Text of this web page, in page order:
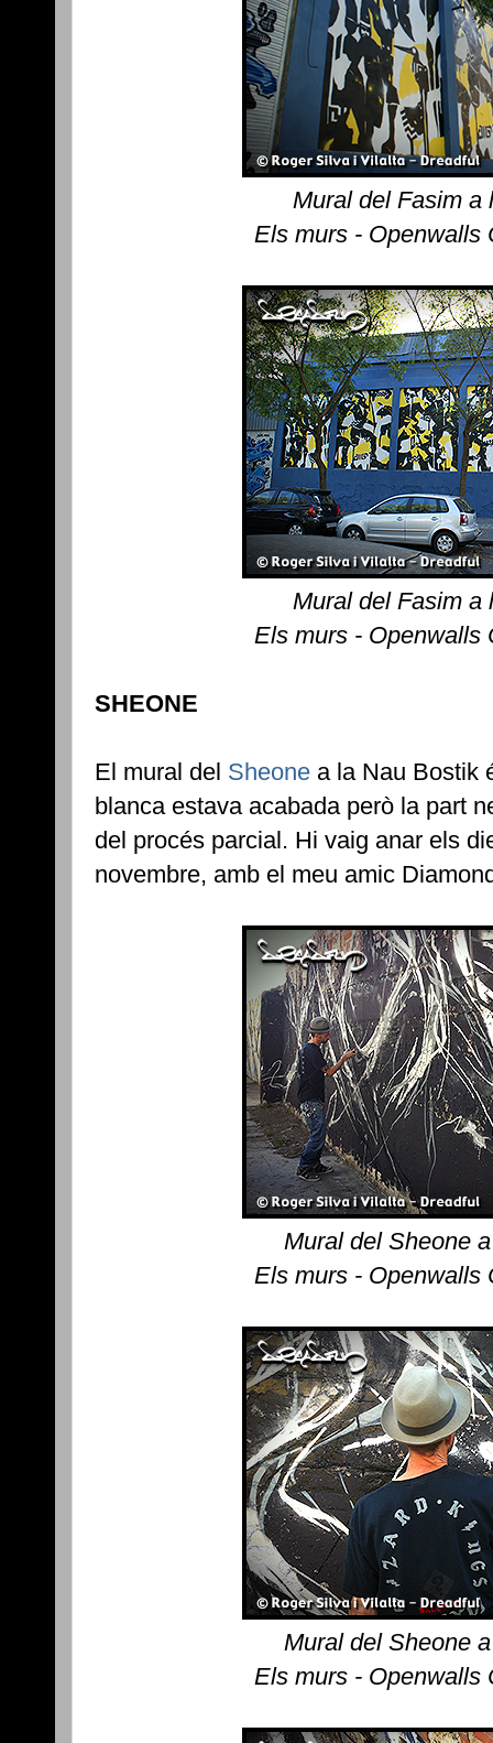
Mural del Fasim a
Els murs - Openwalls
Mural del Fasim a
Els murs - Openwalls
SHEONE
El mural del Sheone a la Nau Bostik
blanca estava acabada però la part
del procés parcial. Hi vaig anar els
novembre, amb el meu amic
Mural del Sheone
Els murs - Openwalls
Mural del Sheone
Els murs - Openwalls